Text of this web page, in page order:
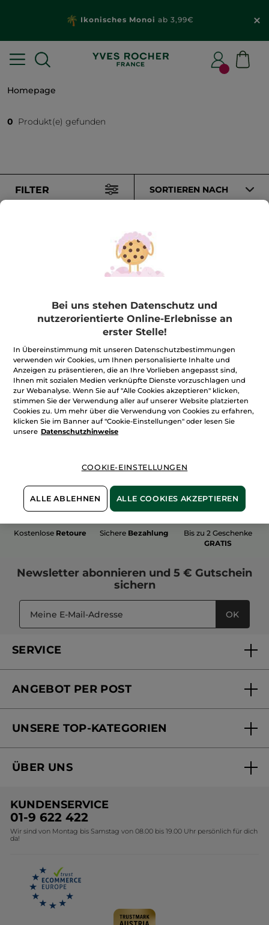
Ikonisches Monoi ab 3,99€
Homepage
0 Produkt(e) gefunden
FILTER SORTIEREN NACH
sindpflanzlich
unsere Felder
biologisch
Mehr entdecken
Kostenlose Retoure Sichere Bezahlung
Bis zu 2 Geschenke
GRATIS
Newsletter abonnieren und 5 € Gutschein
sichern
OK
SERVICE
Mein Konto
Online Preisliste
ANGEBOT PER POST
Versandhandel Preisliste
UNSERE TOP-KATEGORIEN
Black Friday Yves Rocher
Geschenkideen Yves Rocher
Kollektion Monoi Yves Rocher
ÜBER UNS
Umweltstiftung YR
Affiliate Programm
KUNDENSERVICE
01-9 622 422
Wir sind von Montag bis Samstag von 08.00 bis 19.00 Uhr persönlich für dich
da!
Bei uns stehen Datenschutz und
nutzerorientierte Online-Erlebnisse an
erster Stelle!
In Übereinstimmung mit unseren Datenschutzbestimmungen
verwenden wir Cookies, um Ihnen personalisierte Inhalte und
Anzeigen zu präsentieren, die an Ihre Vorlieben angepasst sind,
Ihnen mit sozialen Medien verknüpfte Dienste vorzuschlagen und
zur Webanalyse. Wenn Sie auf "Alle Cookies akzeptieren" klicken,
stimmen Sie der Verwendung aller auf unserer Website platzierten
Cookies zu. Um mehr über die Verwendung von Cookies zu erfahren,
klicken Sie im Banner auf "Cookie-Einstellungen" oder lesen Sie
unsere Datenschutzhinweise
COOKIE-EINSTELLUNGEN
ALLE ABLEHNEN ALLE COOKIES AKZEPTIEREN